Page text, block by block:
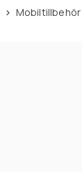
Mobiltillbehör